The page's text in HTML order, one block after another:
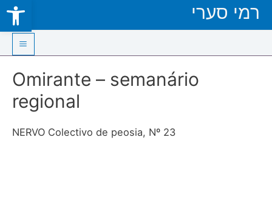
Open toolbar
Skip
רמי סערי
Main
Menu
Omirante – semanário
regional
NERVO Colectivo de peosia, Nº 23